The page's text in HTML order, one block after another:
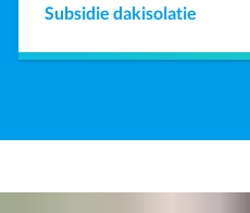
Subsidie dakisolatie